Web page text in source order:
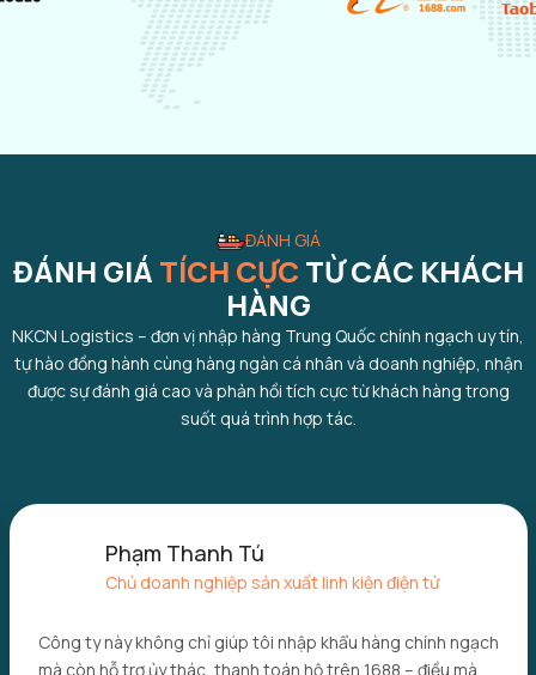
ĐÁNH GIÁ
ĐÁNH GIÁ TÍCH CỰC TỪ CÁC KHÁCH
HÀNG
NKCN Logistics – đơn vị nhập hàng Trung Quốc chính ngạch uy tín,
tự hào đồng hành cùng hàng ngàn cá nhân và doanh nghiệp, nhận
được sự đánh giá cao và phản hồi tích cực từ khách hàng trong
suốt quá trình hợp tác.
Lê Quốc Bảo
Đại lý phân phối thiết bị công nghiệp
Tôi đã thử nhiều đơn vị nhập khẩu, nhưng ở đây có hệ thống
báo giá rõ ràng, vận chuyển đúng cam kết và đặc biệt có